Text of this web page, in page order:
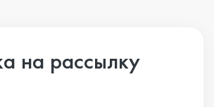
на рассылку